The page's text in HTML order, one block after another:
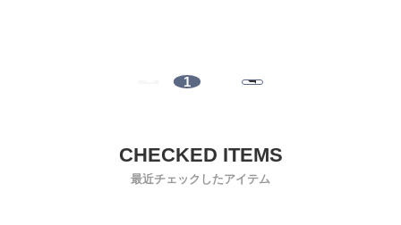
1
最近チェックしたアイテム